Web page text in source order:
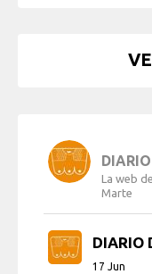
La web
Marte
DIARIO
17 Jun